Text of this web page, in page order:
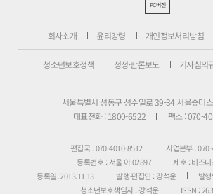
PC버전
회사소개 윤리강령 개인정보처리방침
청소년보호정책 정정·반론보도 기사심의
서울특별시 성동구 성수일로 39-34 서울숲더
대표전화 : 1800-6522
팩스 : 070-
편집국 : 070-4010-8512
사업본부 :
등록번호 : 서울 아 02897
제호 : 비즈
등록일: 2013.11.13
발행·편집인 : 강석운
발
청소년보호책임자 : 강석운
ISSN :